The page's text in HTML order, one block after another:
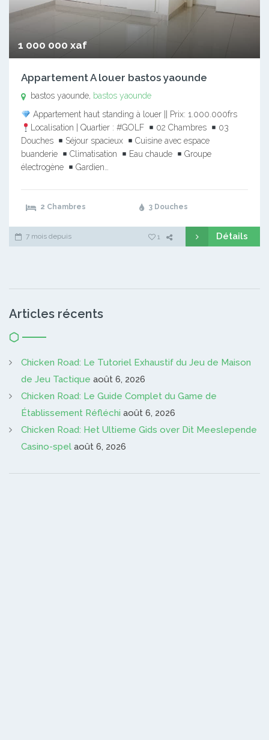
1 000 000 xaf
Appartement A louer bastos yaounde
bastos yaounde, bastos yaounde
Appartement haut standing à louer || Prix: 1.000.000frs
Localisation | Quartier : #GOLF
02 Chambres
03
Douches
Séjour spacieux
Cuisine avec espace
buanderie
Climatisation Eau chaude
Groupe
électrogène
Gardien…
2 Chambres 3 Douches
7 mois depuis 1 Détails
Articles récents
Chicken Road: Le Tutoriel Exhaustif du Jeu de Maison
de Jeu Tactique août 6, 2026
Chicken Road: Le Guide Complet du Game de
Établissement Réfléchi août 6, 2026
Chicken Road: Het Ultieme Gids over Dit Meeslepende
Casino-spel août 6, 2026